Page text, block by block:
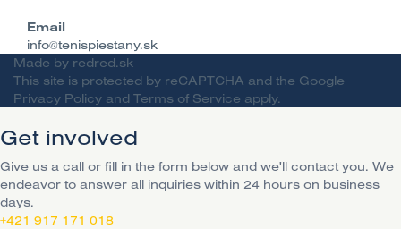
Email
info@tenispiestany.sk
Made by redred.sk
This site is protected by reCAPTCHA and the Google
Privacy Policy and Terms of Service apply.
Get involved
Give us a call or fill in the form below and we'll contact you. We
endeavor to answer all inquiries within 24 hours on business
days.
+421 917 171 018